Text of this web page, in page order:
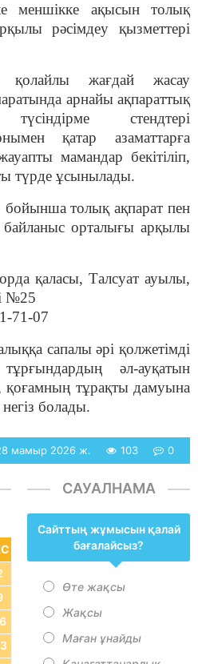
меншікке ақысын толық
рәсімдеу қызметтері
қолайлы жағдай жасау
арнайы ақпараттық
стендтері
қатар азаматтарға
мамандар бекітіліп,
түрде ұсынылады.
бойынша толық ақпарат пен
байланыс орталығы арқылы
қаласы, Талсуат ауылы,
№25
71-07
сапалы әрі қолжетімді
әл-ауқатын
қоғамның тұрақты дамуына
болады.
мамыр 2026 ж. 103 0
САУАЛНАМА
Сайттың жұмысын қалай
бағалайсыз?
Өте жақсы
Жақсы
Маған ұнайды